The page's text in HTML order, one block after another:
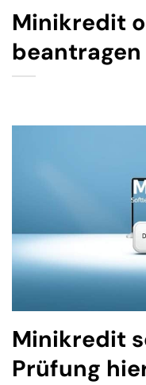
Minikredit
beantragen
Minikredit
Prüfung